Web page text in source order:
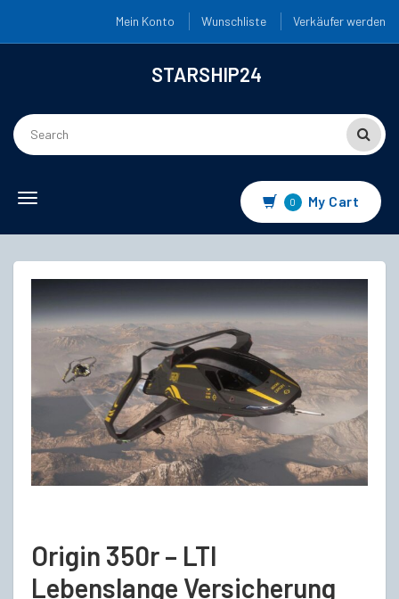
Mein Konto Wunschliste Verkäufer werden
STARSHIP24
Toggle
0 My Cart
Origin 350r – LTI
Lebenslange Versicherung